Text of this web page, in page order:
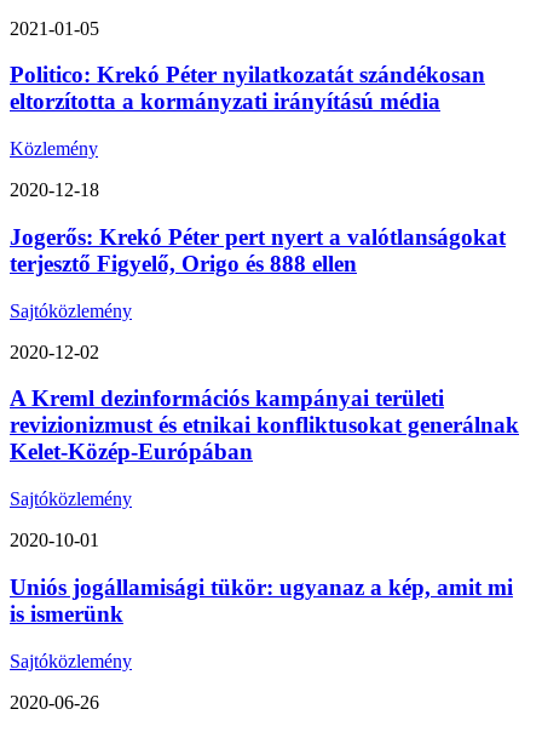
2021-01-05
Politico: Krekó Péter nyilatkozatát szándékosan
eltorzította a kormányzati irányítású média
Közlemény
2020-12-18
Jogerős: Krekó Péter pert nyert a valótlanságokat
terjesztő Figyelő, Origo és 888 ellen
Sajtóközlemény
2020-12-02
A Kreml dezinformációs kampányai területi
revizionizmust és etnikai konfliktusokat generálnak
Kelet-Közép-Európában
Sajtóközlemény
2020-10-01
Uniós jogállamisági tükör: ugyanaz a kép, amit mi
is ismerünk
Sajtóközlemény
2020-06-26